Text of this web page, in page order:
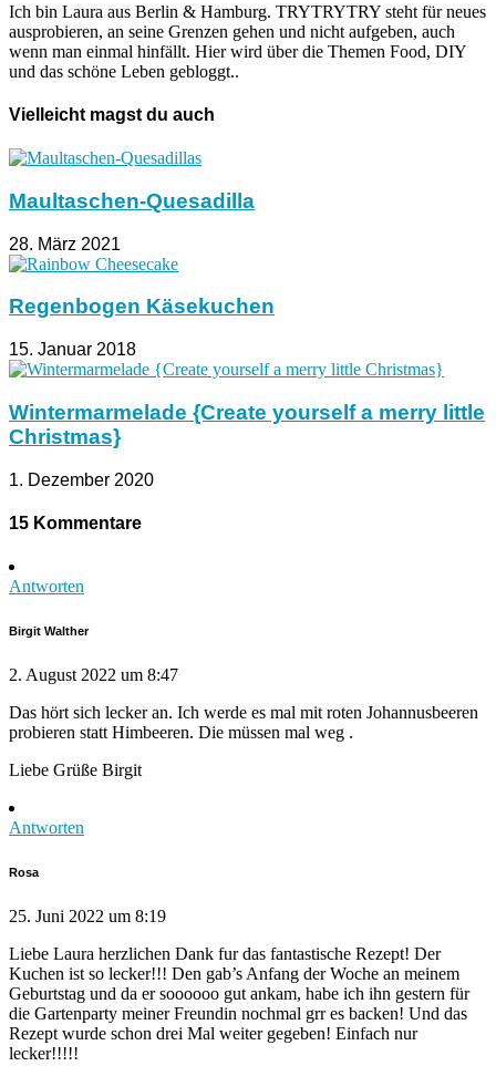
Ich bin Laura aus Berlin & Hamburg. TRYTRYTRY steht für neues
ausprobieren, an seine Grenzen gehen und nicht aufgeben, auch
wenn man einmal hinfällt. Hier wird über die Themen Food, DIY
und das schöne Leben gebloggt..
Vielleicht magst du auch
Maultaschen-Quesadilla
28. März 2021
Regenbogen Käsekuchen
15. Januar 2018
Wintermarmelade {Create yourself a merry little
Christmas}
1. Dezember 2020
15 Kommentare
Antworten
Birgit Walther
2. August 2022 um 8:47
Das hört sich lecker an. Ich werde es mal mit roten Johannusbeeren
probieren statt Himbeeren. Die müssen mal weg .
Liebe Grüße Birgit
Antworten
Rosa
25. Juni 2022 um 8:19
Liebe Laura herzlichen Dank fur das fantastische Rezept! Der
Kuchen ist so lecker!!! Den gab’s Anfang der Woche an meinem
Geburtstag und da er soooooo gut ankam, habe ich ihn gestern für
die Gartenparty meiner Freundin nochmal grr es backen! Und das
Rezept wurde schon drei Mal weiter gegeben! Einfach nur
lecker!!!!!